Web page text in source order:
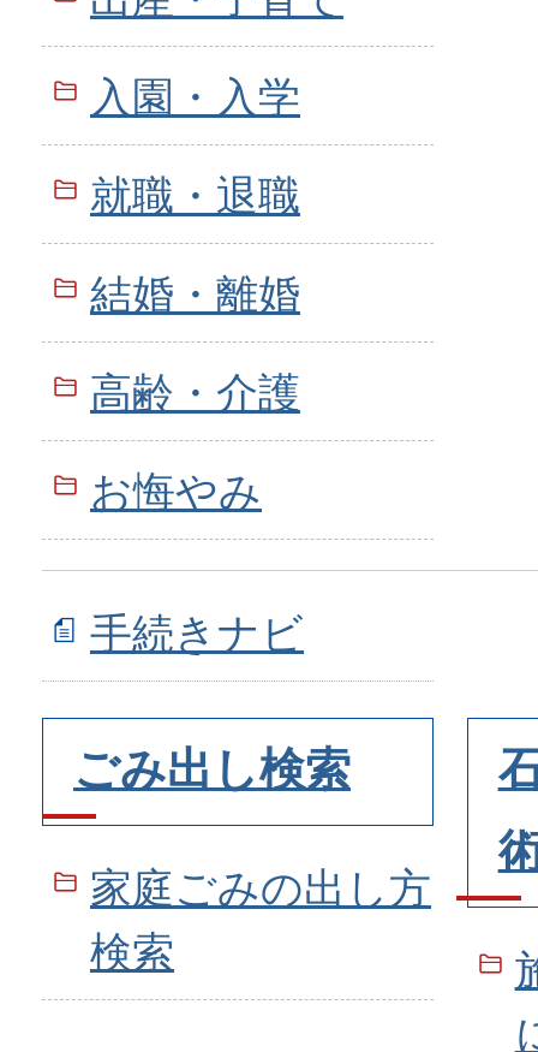
入園・入学
就職・退職
結婚・離婚
高齢・介護
お悔やみ
手続きナビ
ごみ出し検索
家庭ごみの出し方
検索